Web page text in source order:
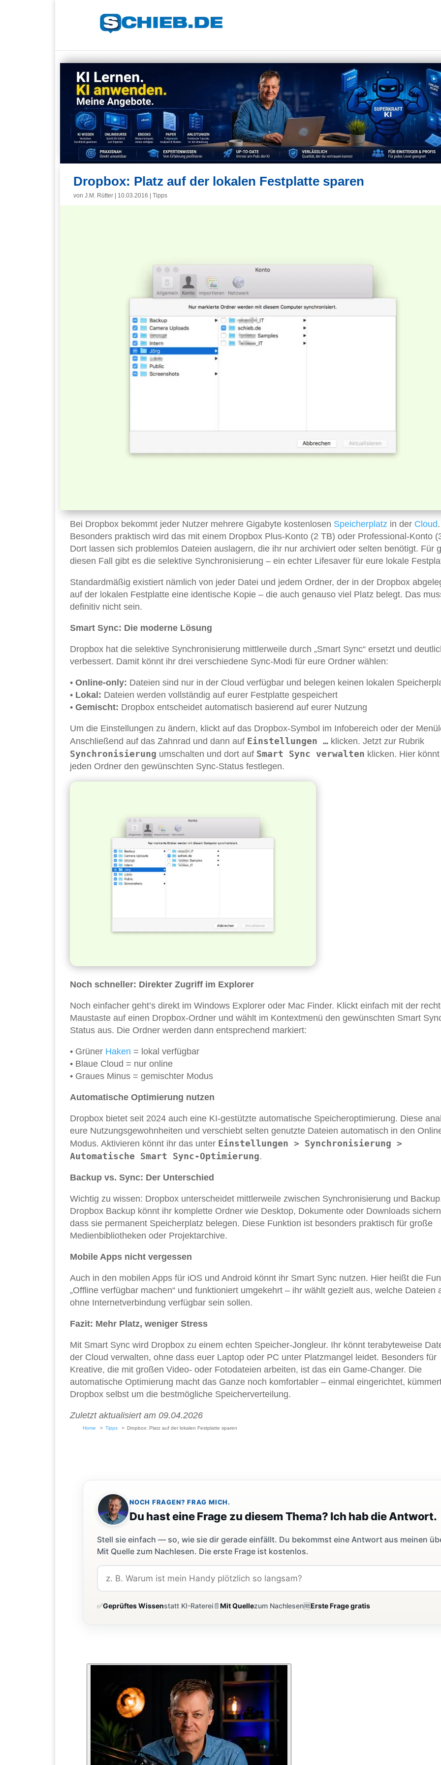
Dropbox: Platz auf der lokalen Festplatte sparen
von J.M. Rütter 10.03.2016 Tipps
Bei Dropbox bekommt jeder Nutzer mehrere Gigabyte kostenlosen Speicherplatz in der Cloud.
Besonders praktisch wird das mit einem Dropbox Plus-Konto (2 TB) oder Professional-Konto
Dort lassen sich problemlos Dateien auslagern, die ihr nur archiviert oder selten benötigt. Für
diesen Fall gibt es die selektive Synchronisierung – ein echter Lifesaver für eure lokale
Standardmäßig existiert nämlich von jeder Datei und jedem Ordner, der in der Dropbox
auf der lokalen Festplatte eine identische Kopie – die auch genauso viel Platz belegt. Das
definitiv nicht sein.
Smart Sync: Die moderne Lösung
Dropbox hat die selektive Synchronisierung mittlerweile durch „Smart Sync“ ersetzt und
verbessert. Damit könnt ihr drei verschiedene Sync-Modi für eure Ordner wählen:
• Online-only: Dateien sind nur in der Cloud verfügbar und belegen keinen lokalen
• Lokal: Dateien werden vollständig auf eurer Festplatte gespeichert
• Gemischt: Dropbox entscheidet automatisch basierend auf eurer Nutzung
Um die Einstellungen zu ändern, klickt auf das Dropbox-Symbol im Infobereich oder der
Anschließend auf das Zahnrad und dann auf Einstellungen … klicken. Jetzt zur Rubrik
Synchronisierung umschalten und dort auf Smart Sync verwalten klicken. Hier
jeden Ordner den gewünschten Sync-Status festlegen.
Noch schneller: Direkter Zugriff im Explorer
Noch einfacher geht’s direkt im Windows Explorer oder Mac Finder. Klickt einfach mit der
Maustaste auf einen Dropbox-Ordner und wählt im Kontextmenü den gewünschten Smart
Status aus. Die Ordner werden dann entsprechend markiert:
• Grüner Haken = lokal verfügbar
• Blaue Cloud = nur online
• Graues Minus = gemischter Modus
Automatische Optimierung nutzen
Dropbox bietet seit 2024 auch eine KI-gestützte automatische Speicheroptimierung. Diese
eure Nutzungsgewohnheiten und verschiebt selten genutzte Dateien automatisch in den
Modus. Aktivieren könnt ihr das unter Einstellungen > Synchronisierung >
Automatische Smart Sync-Optimierung.
Backup vs. Sync: Der Unterschied
Wichtig zu wissen: Dropbox unterscheidet mittlerweile zwischen Synchronisierung und
Dropbox Backup könnt ihr komplette Ordner wie Desktop, Dokumente oder Downloads
dass sie permanent Speicherplatz belegen. Diese Funktion ist besonders praktisch für große
Medienbibliotheken oder Projektarchive.
Mobile Apps nicht vergessen
Auch in den mobilen Apps für iOS und Android könnt ihr Smart Sync nutzen. Hier heißt die
„Offline verfügbar machen“ und funktioniert umgekehrt – ihr wählt gezielt aus, welche Dateien
ohne Internetverbindung verfügbar sein sollen.
Fazit: Mehr Platz, weniger Stress
Mit Smart Sync wird Dropbox zu einem echten Speicher-Jongleur. Ihr könnt terabyteweise
der Cloud verwalten, ohne dass euer Laptop oder PC unter Platzmangel leidet. Besonders für
Kreative, die mit großen Video- oder Fotodateien arbeiten, ist das ein Game-Changer. Die
automatische Optimierung macht das Ganze noch komfortabler – einmal eingerichtet,
Dropbox selbst um die bestmögliche Speicherverteilung.
Zuletzt aktualisiert am 09.04.2026
Home Tipps Dropbox: Platz auf der lokalen Festplatte sparen
NOCH FRAGEN? FRAG MICH.
Du hast eine Frage zu diesem Thema? Ich hab die Antwort.
Stell sie einfach — so, wie sie dir gerade einfällt. Du bekommst eine Antwort aus meinen
Mit Quelle zum Nachlesen. Die erste Frage ist kostenlos.
✅Geprüftes Wissenstatt KI-Raterei📄Mit Quellezum Nachlesen🆓Erste Frage gratis